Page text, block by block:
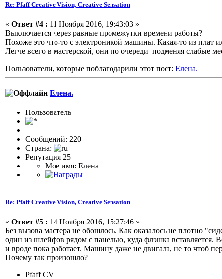
Re: Pfaff Creative Vision, Creative Sensation
« Ответ #4 : 11 Ноября 2016, 19:43:03 »
Выключается через равные промежутки времени работы?
Похоже это что-то с электроникой машины. Какая-то из плат
Легче всего в мастерской, они по очереди подменяя слабые
Пользователи, которые поблагодарили этот пост: Елена.
Елена.
Пользовaтeль
Сообщений: 220
Страна:
Репутация 25
Мое имя: Елена
Re: Pfaff Creative Vision, Creative Sensation
« Ответ #5 : 14 Ноября 2016, 15:27:46 »
Без вызова мастера не обошлось. Как оказалось не плотно
один из шлейфов рядом с панелью, куда флэшка вставляется.
и вроде пока работает. Машину даже не двигала, не то чтоб
Почему так произошло?
Pfaff CV